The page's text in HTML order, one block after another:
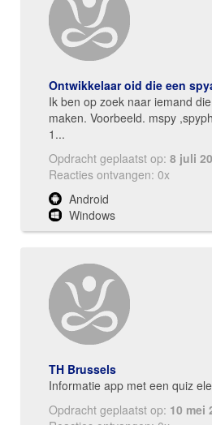
Ontwikkelaar oid die een
Ik ben op zoek naar iemand
maken. Voorbeeld. mspy
1...
Opdracht geplaatst op: 8 juli
Reacties ontvangen: 0x
Android
Windows
TH Brussels
Informatie app met een quiz
Opdracht geplaatst op: 10 mei